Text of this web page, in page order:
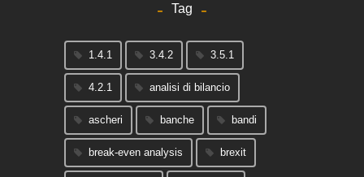
Tag
1.4.1 3.4.2 3.5.1
4.2.1 analisi di bilancio
ascheri banche bandi
break-even analysis brexit